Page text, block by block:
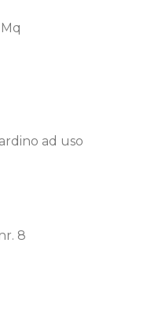
ad uso
8